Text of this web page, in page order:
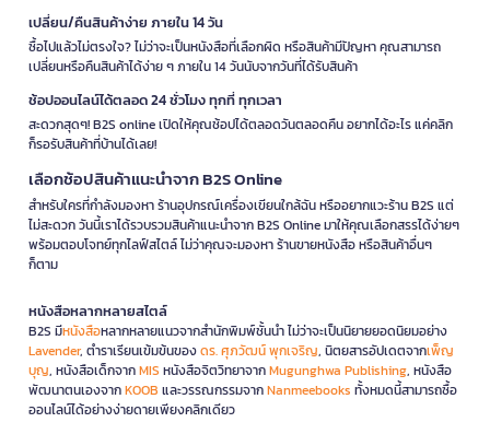
เปลี่ยน/คืนสินค้าง่าย ภายใน 14 วัน
ซื้อไปแล้วไม่ตรงใจ? ไม่ว่าจะเป็นหนังสือที่เลือกผิด หรือสินค้ามีปัญหา คุณสามารถ
เปลี่ยนหรือคืนสินค้าได้ง่าย ๆ ภายใน 14 วันนับจากวันที่ได้รับสินค้า
ช้อปออนไลน์ได้ตลอด 24 ชั่วโมง ทุกที่ ทุกเวลา
สะดวกสุดๆ! B2S online เปิดให้คุณช้อปได้ตลอดวันตลอดคืน อยากได้อะไร แค่คลิก
ก็รอรับสินค้าที่บ้านได้เลย!
เลือกช้อปสินค้าแนะนำจาก B2S Online
สำหรับใครที่กำลังมองหา ร้านอุปกรณ์เครื่องเขียนใกล้ฉัน หรืออยากแวะร้าน B2S แต่
ไม่สะดวก วันนี้เราได้รวบรวมสินค้าแนะนำจาก B2S Online มาให้คุณเลือกสรรได้ง่ายๆ
พร้อมตอบโจทย์ทุกไลฟ์สไตล์ ไม่ว่าคุณจะมองหา ร้านขายหนังสือ หรือสินค้าอื่นๆ
ก็ตาม
หนังสือหลากหลายสไตล์
B2S มีหนังสือหลากหลายแนวจากสำนักพิมพ์ชั้นนำ ไม่ว่าจะเป็นนิยายยอดนิยมอย่าง
Lavender, ตำราเรียนเข้มข้นของดร. ศุภวัฒน์ พุกเจริญ, นิตยสารอัปเดตจากเพ็ญ
บุญ, หนังสือเด็กจากMIS หนังสือจิตวิทยาจากMugunghwa Publishing, หนังสือ
พัฒนาตนเองจากKOOB และวรรณกรรมจากNanmeebooks ทั้งหมดนี้สามารถซื้อ
ออนไลน์ได้อย่างง่ายดายเพียงคลิกเดียว